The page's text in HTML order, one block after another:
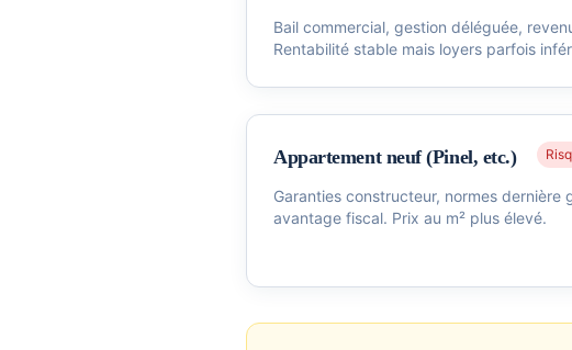
Bail commercial, gestion déléguée,
Rentabilité stable mais loyers parfois
Appartement neuf (Pinel, etc.)
Garanties constructeur, normes dernière
avantage fiscal. Prix au m² plus élevé.